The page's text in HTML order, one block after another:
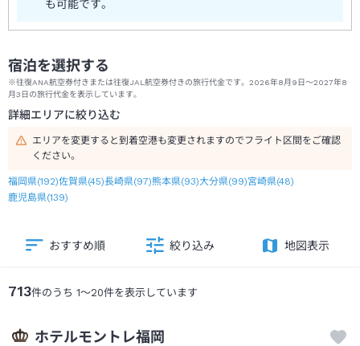
も可能です。
宿泊を選択する
※往復ANA航空券付きまたは往復JAL航空券付きの旅行代金です。2026年8月9日～2027年8
月3日の旅行代金を表示しています。
詳細エリアに絞り込む
エリアを変更すると到着空港も変更されますのでフライト区間をご確認
ください。
福岡県(192)佐賀県(45)長崎県(97)熊本県(93)大分県(99)宮崎県(48)
鹿児島県(139)
713件のうち 1～20件を表示しています
おすすめ順 絞り込み 地図表示
ホテルモントレ福岡